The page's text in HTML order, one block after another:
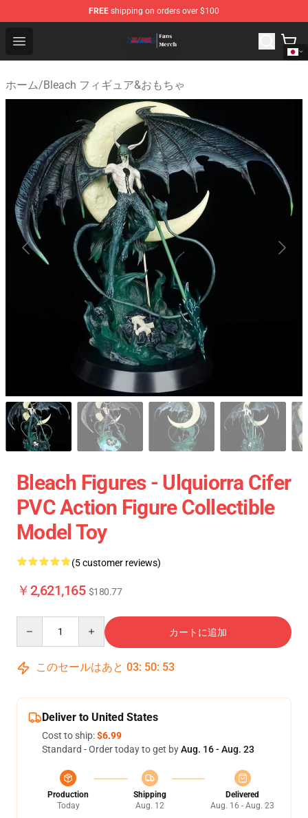
FREE shipping on orders over $100
Open menu
Bleach Store - Official Bleach Merchandise Shop
ホーム/Bleach フィギュア&おもちゃ
Bleach Figures - Ulquiorra Cifer
PVC Action Figure Collectible
Model Toy
(5 customer reviews)
￥2,621,165 $180.77
カートに追加
このセールはあと 03: 50: 53
Deliver to United States
Cost to ship:$6.99
Standard - Order today to get byAug. 16 - Aug. 23
Production
Today
Shipping
Aug. 12
Delivered
Aug. 16 - Aug. 23